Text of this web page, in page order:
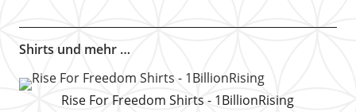
Shirts und mehr …
Rise For Freedom Shirts - 1BillionRising